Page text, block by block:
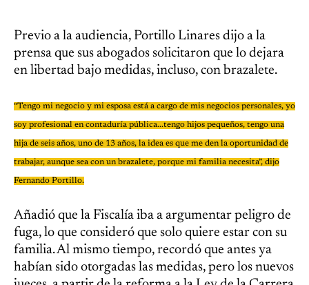
Previo a la audiencia, Portillo Linares dijo a la
prensa que sus abogados solicitaron que lo dejara
en libertad bajo medidas, incluso, con brazalete.
“Tengo mi negocio y mi esposa está a cargo de mis negocios personales, yo
soy profesional en contaduría pública...tengo hijos pequeños, tengo una
hija de seis años, uno de 13 años, la idea es que me den la oportunidad de
trabajar, aunque sea con un brazalete, porque mi familia necesita”, dijo
Fernando Portillo.
Añadió que la Fiscalía iba a argumentar peligro de
fuga, lo que consideró que solo quiere estar con su
familia. Al mismo tiempo, recordó que antes ya
habían sido otorgadas las medidas, pero los nuevos